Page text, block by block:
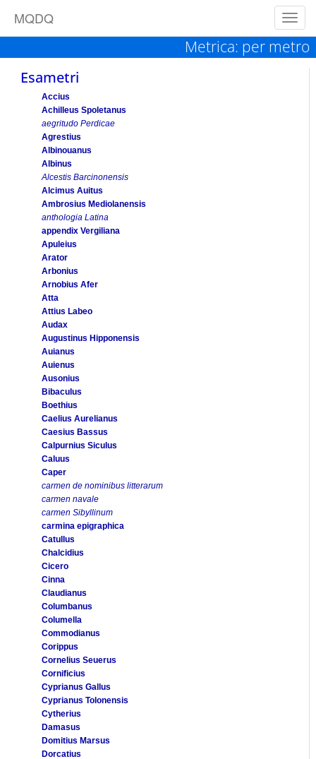
MQDQ
Metrica: per metro
Esametri
Accius
Achilleus Spoletanus
aegritudo Perdicae
Agrestius
Albinouanus
Albinus
Alcestis Barcinonensis
Alcimus Auitus
Ambrosius Mediolanensis
anthologia Latina
appendix Vergiliana
Apuleius
Arator
Arbonius
Arnobius Afer
Atta
Attius Labeo
Audax
Augustinus Hipponensis
Auianus
Auienus
Ausonius
Bibaculus
Boethius
Caelius Aurelianus
Caesius Bassus
Calpurnius Siculus
Caluus
Caper
carmen de nominibus litterarum
carmen navale
carmen Sibyllinum
carmina epigraphica
Catullus
Chalcidius
Cicero
Cinna
Claudianus
Columbanus
Columella
Commodianus
Corippus
Cornelius Seuerus
Cornificius
Cyprianus Gallus
Cyprianus Tolonensis
Cytherius
Damasus
Domitius Marsus
Dorcatius